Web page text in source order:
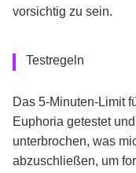
vorsichtig zu sein.
Testregeln
Das 5-Minuten-Limit
Euphoria getestet
unterbrochen, was
abzuschließen, um